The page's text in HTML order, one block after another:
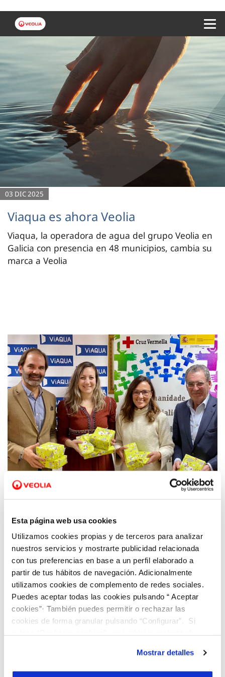
Esta página web usa cookies
Utilizamos cookies propias y de terceros para analizar
nuestros servicios y mostrarte publicidad relacionada
con tus preferencias en base a un perfil elaborado a
partir de tus hábitos de navegación. Adicionalmente
utilizamos cookies de complemento de redes sociales.
Puedes aceptar todas las cookies pulsando “ Aceptar
cookies”· También puedes permitir o rechazar las
cookies de forma granular pulsando “Configurar”. Si
son indispensables para que el sitio web funcione y que
por tanto no se pueden desactivar. Puedes consultar
Mostrar detalles
03 DIC 2025
Viaqua es ahora Veolia
Viaqua, la operadora de agua del grupo Veolia en
Galicia con presencia en 48 municipios, cambia su
marca a Veolia
20 DIC 2019
Viaqua y Cruz Roja, juntas por el derecho al